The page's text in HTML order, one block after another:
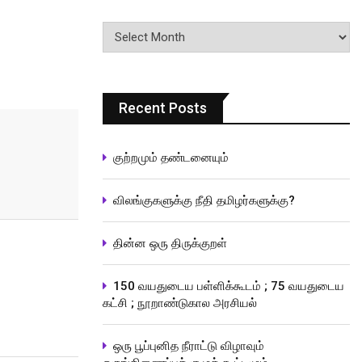
பதிவுகளின்
வரிசை
Recent Posts
குற்றமும் தண்டனையும்
விலங்குகளுக்கு நீதி தமிழர்களுக்கு?
தின்ன ஒரு திருக்குறள்
150 வயதுடைய பள்ளிக்கூடம் ; 75 வயதுடைய
கட்சி ; நூறாண்டுகால அரசியல்
ஒரு பூப்புனித நீராட்டு விழாவும்